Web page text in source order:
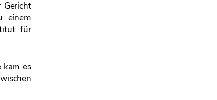
Gericht
einem
für
kam es